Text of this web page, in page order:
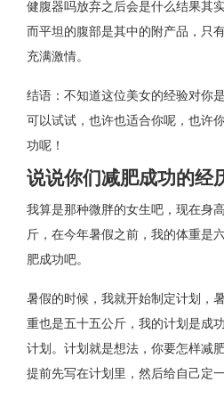
健腹器吗放弃之后会是什么结果其
而平坦的腹部是其中的附产品，只
充满激情。
结语：不知道这位美女的经验对你
可以试试，也许也适合你呢，也许
功呢！
说说你们减肥成功的经
我算是那种微胖的女生吧，现在身
斤，在今年暑假之前，我的体重是
肥成功吧。
暑假的时候，我就开始制定计划，
重也是五十五公斤，我的计划是成
计划。计划就是想法，你要怎样减
提前先写在计划里，然后给自己定